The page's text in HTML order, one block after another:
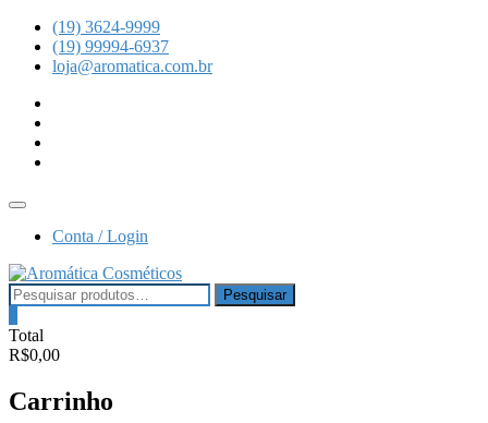
Skip
content
(19) 3624-9999
(19) 99994-6937
loja@aromatica.com.br
Topbar
Conta / Login
Pesquisar
por:
Pesquisar
Total
R$0,00
Carrinho